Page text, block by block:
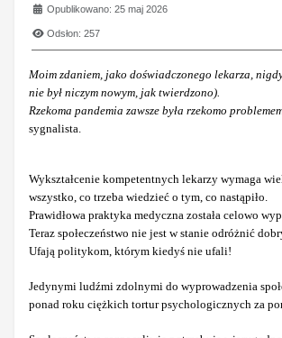
Opublikowano: 25 maj 2026
Odsłon: 257
Moim zdaniem, jako doświadczonego lekarza,
nie był niczym nowym, jak twierdzono).
Rzekoma pandemia zawsze była rzekomo
sygnalista.
Wykształcenie kompetentnych lekarzy wymaga
wszystko, co trzeba wiedzieć o tym, co nastąpiło.
Prawidłowa praktyka medyczna została celowo
Teraz społeczeństwo nie jest w stanie odróżnić
Ufają politykom, którym kiedyś nie ufali!
Jedynymi ludźmi zdolnymi do wyprowadzenia
ponad roku ciężkich tortur psychologicznych za